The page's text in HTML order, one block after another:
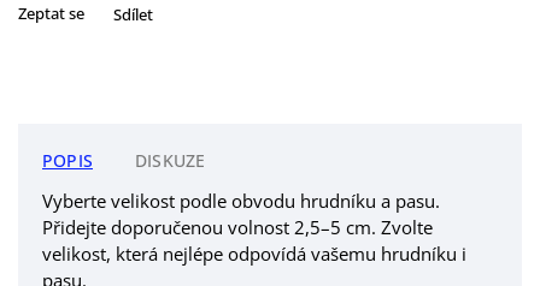
Zeptat se Sdílet
POPIS DISKUZE
Vyberte velikost podle obvodu hrudníku a pasu.
Přidejte doporučenou volnost 2,5–5 cm. Zvolte
velikost, která nejlépe odpovídá vašemu hrudníku i
pasu.